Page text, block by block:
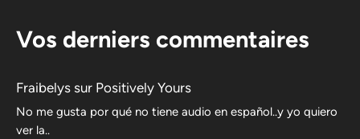
Vos derniers commentaires
Fraibelys sur Positively Yours
No me gusta por qué no tiene audio en español..y yo quiero
ver la..